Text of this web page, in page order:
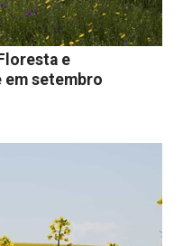
e
em setembro